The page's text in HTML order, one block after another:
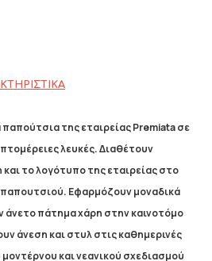
της εταιρείας Premiata σε
λευκές. Διαθέτουν
το λογότυπο της εταιρείας στο
Εφαρμόζουν μοναδικά
άνετο πάτημα χάρη στην καινοτόμο
άνεση και στυλ στις καθημερινές
και νεανικού σχεδιασμού